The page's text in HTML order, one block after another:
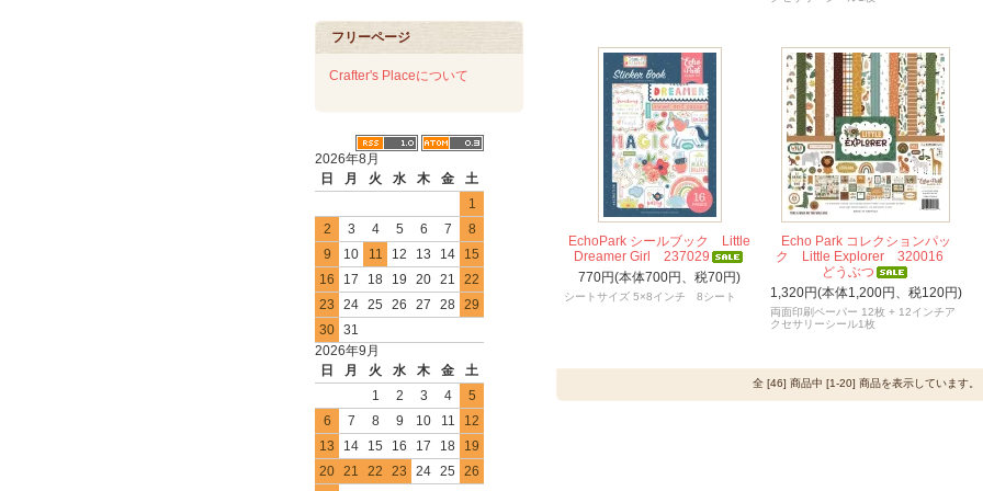
フリーページ
Crafter's Placeについて
2026年8月
日
月 火 水 木 金
土
1
2
3 4 5 6 7
8
9
10 11 12 13 14
15
16
17 18 19 20 21
22
23
24 25 26 27 28 29
30 31
2026年9月
日
月 火 水 木 金
土
1
2 3 4
5
6
7 8 9 10 11
12
13
14 15 16 17 18
19
20 21 22 23 24 25
26
EchoPark シールブック Little
Dreamer Girl 237029
770円(本体700円、税70円)
シートサイズ 5×8インチ 8シート
Echo Park コレクションパッ
ク Little Explorer 320016
どうぶつ
1,320円(本体1,200円、税120円)
両面印刷ペーパー 12枚 + 12インチア
クセサリーシール1枚
全 [46] 商品中 [1-20] 商品を表示しています。